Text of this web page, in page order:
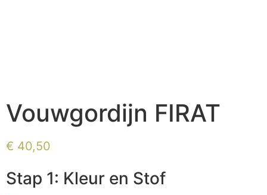
Vouwgordijn FIRAT
€ 40,50
Stap 1: Kleur en Stof